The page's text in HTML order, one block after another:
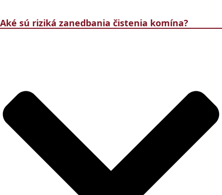
Aké sú riziká zanedbania čistenia komína?